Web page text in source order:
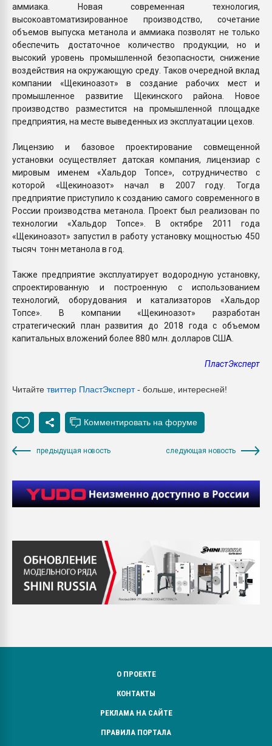
аммиака. Новая современная технология,
высокоавтоматизированное производство, сочетание
объемов выпуска метанола и аммиака позволят не только
обеспечить достаточное количество продукции, но и
высокий уровень промышленной безопасности, снижение
воздействия на окружающую среду. Таков очередной вклад
компании «Щекиноазот» в создание рабочих мест и
промышленное развитие Щекинского района. Новое
производство разместится на промышленной площадке
предприятия, на месте выведенных из эксплуатации цехов.
Лицензию и базовое проектирование совмещенной
установки осуществляет датская компания, лицензиар с
мировым именем «Хальдор Топсе», сотрудничество с
которой «Щекиноазот» начал в 2007 году. Тогда
предприятие приступило к созданию самого современного в
России производства метанола. Проект был реализован по
технологии «Хальдор Топсе». В октябре 2011 года
«Щекиноазот» запустил в работу установку мощностью 450
тысяч тонн метанола в год.
Также предприятие эксплуатирует водородную установку,
спроектированную и построенную с использованием
технологий, оборудования и катализаторов «Хальдор
Топсе». В компании «Щекиноазот» разработан
стратегический план развития до 2018 года с объемом
капитальных вложений более 880 млн. долларов США.
ПластЭксперт
Читайте твиттер ПластЭксперт- больше, интересней!
предыдущая новость следующая новость
О ПРОЕКТЕ
КОНТАКТЫ
РЕКЛАМА НА САЙТЕ
ПРАВИЛА ПОРТАЛА